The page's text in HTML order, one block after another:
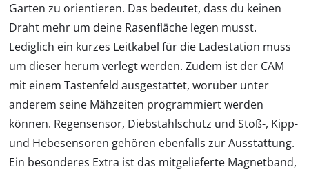
Garten zu orientieren. Das bedeutet, dass du keinen
Draht mehr um deine Rasenfläche legen musst.
Lediglich ein kurzes Leitkabel für die Ladestation muss
um dieser herum verlegt werden. Zudem ist der CAM
mit einem Tastenfeld ausgestattet, worüber unter
anderem seine Mähzeiten programmiert werden
können. Regensensor, Diebstahlschutz und Stoß-, Kipp-
und Hebesensoren gehören ebenfalls zur Ausstattung.
Ein besonderes Extra ist das mitgelieferte Magnetband,